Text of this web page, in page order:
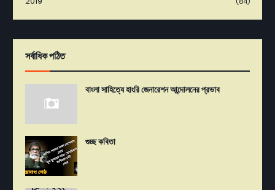
সর্বাধিক পঠিত
বাংলা সাহিত্যে হাংরি জেনারেশন আন্দোলনের প্রভাব
গুচ্ছ কবিতা